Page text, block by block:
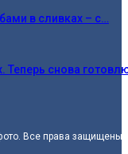
в сливках – с…
Теперь снова
Все права защищены.